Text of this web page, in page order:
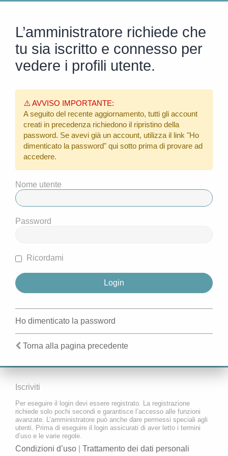
L’amministratore richiede che
tu sia iscritto e connesso per
vedere i profili utente.
⚠️ AVVISO IMPORTANTE:
A seguito del recente aggiornamento, tutti gli account
creati in precedenza richiedono il ripristino della
password. Se avevi già un account, utilizza il link "Ho
dimenticato la password" qui sotto prima di provare ad
accedere.
Nome utente
Password
Ricordami
Ho dimenticato la password
Torna alla pagina precedente
Iscriviti
Per eseguire il login devi essere registrato. La registrazione
richiede solo pochi secondi e garantisce l’accesso alle funzioni
avanzate. L’amministratore può anche dare permessi speciali agli
utenti. Prima di eseguire il login assicurati di aver letto i termini
d’uso e le varie regole.
Condizioni d’uso Trattamento dei dati personali